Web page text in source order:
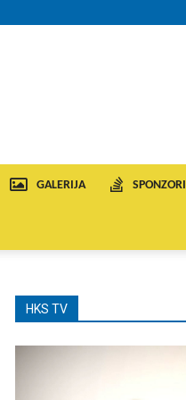
GALERIJA SPONZORI
HKS TV